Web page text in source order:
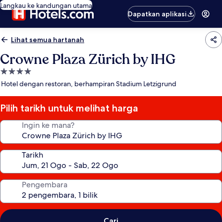
Langkau ke kandungan utama
Dapatkan aplikasi
Lihat semua hartanah
Crowne Plaza Zürich by IHG
Hartanah
4.0
Hotel dengan restoran, berhampiran Stadium Letzigrund
Pilih tarikh untuk melihat harga
Ingin ke mana?
Tarikh
Pengembara